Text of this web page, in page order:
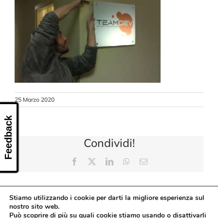
CONTATTI
25 Marzo 2020
Condividi!
Facebook LinkedInWhatsApp
Email
Stiamo utilizzando i cookie per darti la migliore esperienza sul
nostro sito web.
Può scoprire di più su quali cookie stiamo usando o disattivarli
Feedback